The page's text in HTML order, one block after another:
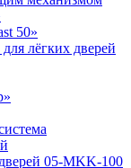
50»
лёгких дверей
05-MKK-100